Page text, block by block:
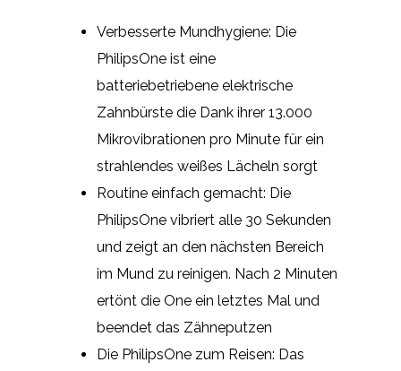
Verbesserte Mundhygiene: Die
PhilipsOne ist eine
batteriebetriebene elektrische
Zahnbürste die Dank ihrer 13.000
Mikrovibrationen pro Minute für ein
strahlendes weißes Lächeln sorgt
Routine einfach gemacht: Die
PhilipsOne vibriert alle 30 Sekunden
und zeigt an den nächsten Bereich
im Mund zu reinigen. Nach 2 Minuten
ertönt die One ein letztes Mal und
beendet das Zähneputzen
Die PhilipsOne zum Reisen: Das